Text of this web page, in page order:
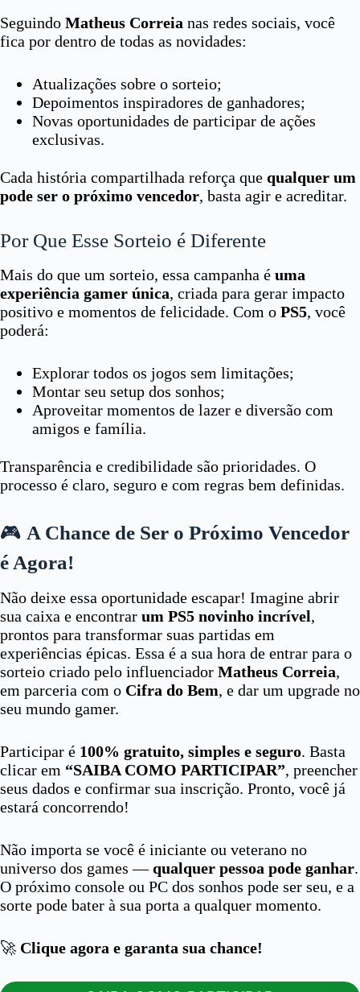
Seguindo Matheus Correia nas redes sociais, você
fica por dentro de todas as novidades:
Atualizações sobre o sorteio;
Depoimentos inspiradores de ganhadores;
Novas oportunidades de participar de ações
exclusivas.
Cada história compartilhada reforça que qualquer um
pode ser o próximo vencedor, basta agir e acreditar.
Por Que Esse Sorteio é Diferente
Mais do que um sorteio, essa campanha é uma
experiência gamer única, criada para gerar impacto
positivo e momentos de felicidade. Com o PS5, você
poderá:
Explorar todos os jogos sem limitações;
Montar seu setup dos sonhos;
Aproveitar momentos de lazer e diversão com
amigos e família.
Transparência e credibilidade são prioridades. O
processo é claro, seguro e com regras bem definidas.
🎮 A Chance de Ser o Próximo Vencedor
é Agora!
Não deixe essa oportunidade escapar! Imagine abrir
sua caixa e encontrar um PS5 novinho incrível,
prontos para transformar suas partidas em
experiências épicas. Essa é a sua hora de entrar para o
sorteio criado pelo influenciador Matheus Correia,
em parceria com o Cifra do Bem, e dar um upgrade no
seu mundo gamer.
Participar é 100% gratuito, simples e seguro. Basta
clicar em “SAIBA COMO PARTICIPAR”, preencher
seus dados e confirmar sua inscrição. Pronto, você já
estará concorrendo!
Não importa se você é iniciante ou veterano no
universo dos games —qualquer pessoa pode ganhar.
O próximo console ou PC dos sonhos pode ser seu, e a
sorte pode bater à sua porta a qualquer momento.
🚀 Clique agora e garanta sua chance!